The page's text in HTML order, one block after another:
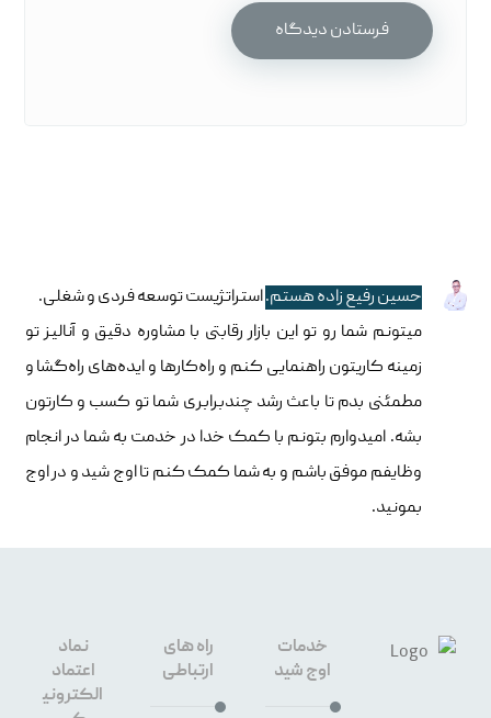
حسین رفیع زاده هستم.استراتژیست توسعه فردی و شغلی.
میتونم شما رو تو این بازار رقابتی با مشاوره دقیق و آنالیز تو
زمینه کاریتون راهنمایی کنم و راه‌کارها و ایده‌های راه‌گشا و
مطمئنی بدم تا باعث رشد چندبرابری شما تو کسب و کارتون
بشه. امیدوارم بتونم با کمک خدا در خدمت به شما در انجام
وظایفم موفق باشم و به شما کمک کنم تا اوج شید و در اوج
بمونید.
خدمات
اوج شید
راه های
ارتباطی
نماد
اعتماد
الکترونی